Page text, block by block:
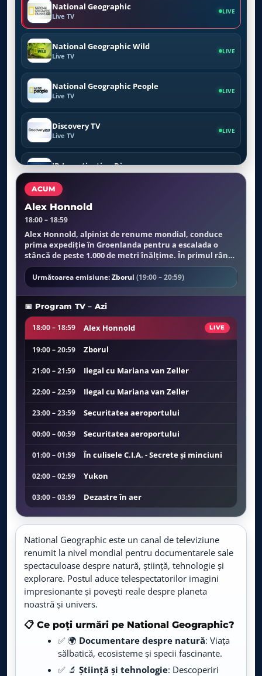
National Geographic
Live TV
LIVE
National Geographic Wild
Live TV
LIVE
National Geographic People
Live TV
LIVE
Discovery TV
Live TV
LIVE
ID Investigation Disovery
Live TV
Crime Investigation TV
Live TV
Viasat Nature
Live TV
Viasat History
Live TV
LIVE
Viasat Explorer LIVE
Live TV
Live TV
Live TV
Live TV
Food Network
Prima World
Live TV
LIVE
Love Nature
Fastion TV
Live TV
LIVE
ACUM
Alex Honnold
18:00 – 18:59
Alex Honnold, alpinist de renume mondial, conduce
prima expediție în Groenlanda pentru a escalada o
stâncă de peste 1.000 de metri înălțime. În primul rând,
echipa sa trebuie să traverseze un ghețar imens și să
colecteze date științifice valoroase din această
îndepărtată parte a lumii. Pe drumul spre vârful
ghețarului, echipa va face o ascensiune de 450 de metri
pe un perete neescaladat până acum.
Următoarea emisiune:Zborul (19:00 – 20:59)
📅 Program TV – Azi
18:00 – 18:59 Alex Honnold LIVE
19:00 – 20:59 Zborul
21:00 – 21:59 Ilegal cu Mariana van Zeller
22:00 – 22:59 Ilegal cu Mariana van Zeller
23:00 – 23:59 Securitatea aeroportului
00:00 – 00:59 Securitatea aeroportului
01:00 – 01:59 În culisele C.I.A. - Secrete și minciuni
02:00 – 02:59 Yukon
03:00 – 03:59 Dezastre în aer
National Geographic este un canal de televiziune
renumit la nivel mondial pentru documentarele sale
spectaculoase despre natură, știință, tehnologie și
explorare. Postul aduce telespectatorilor imagini
impresionante și povești reale despre planeta
noastră și univers.
📋 Ce poți urmări pe National Geographic?
✅ 🌍 Documentare despre natură: Viața
sălbatică, ecosisteme și specii fascinante.
✅ 🔬 Știință și tehnologie: Descoperiri